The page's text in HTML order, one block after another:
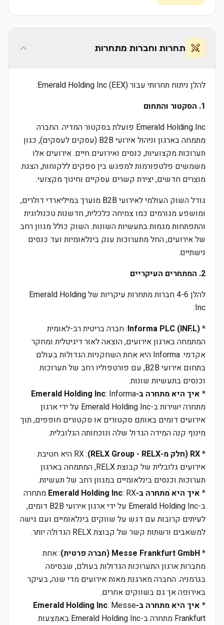
תחרות וחברות מתחרות
להלן ניתוח תחרותי עבור Emerald Holding Inc (EEX):
1. הסקטור והתחום
Emerald Holding Inc פועלת בסקטור המדיה. החברה
מתמחה בארגון וניהול אירועי B2B (עסקים לעסקים), כגון
תערוכות מקצועיות, כנסים ואירועים חיים. אירועים אלו
משמשים פלטפורמות למפגש בין ספקים ללקוחות, הצגת
מוצרים חדשים, יצירת קשרים עסקיים וחינוך מקצועי.
גודל השוק העולמי לאירועי B2B מוערך במיליארדי דולרים,
ומושפע מגורמים כמו צמיחה כלכלית, חדשנות טכנולוגית
והתפתחות מגמות בתעשיות השונות. השוק כולל מגוון רחב
של אירועים, החל מתערוכות ענק בינלאומיות ועד כנסים
נישתיים.
2. המתחרים העיקריים
להלן 4-6 חברות מתחרות עיקריות של Emerald Holding
Inc:
*
Informa PLC (INF.L): חברה בריטית רב-לאומית
המתמחה בארגון אירועים, הוצאה לאור דיגיטלית ומחקר
אקדמי. Informa היא אחת השחקניות הגדולות בעולם
בתחום אירועי B2B, עם פורטפוליו רחב של תערוכות
וכנסים בתעשיות שונות.
* איך היא מתחרה ב-Emerald Holding Inc: Informa
מתחרה ישירות ב-Emerald Holding Inc על ידי ארגון
אירועים דומים באותם סקטורים או סקטורים חופפים, תוך
מינוף קנה המידה הגדול שלה ונוכחותה הגלובלית.
*RX (חלק מ-RELX Group - RELX)
: RX היא חטיבת
אירועים גלובלית של קבוצת RELX, המתמחה בארגון
תערוכות וכנסים בינלאומיים במגוון רחב של תעשיות.
* איך היא מתחרה ב-Emerald Holding Inc
: RX מתחרה
ב-Emerald Holding Inc על ידי ארגון אירועי B2B דומים,
לעיתים קרובות עם דגש על שווקים בינלאומיים ועם גישה
למשאבים ורשתות קשר של קבוצת RELX הגדולה יותר.
*Messe Frankfurt GmbH (חברה פרטית)
: אחת
מחברות ארגון התערוכות הגדולות בעולם, שבסיסה
בגרמניה. החברה מארגנת מאות אירועים מדי שנה, בעיקר
באירופה אך גם בשווקים אחרים.
* איך היא מתחרה ב-Emerald Holding Inc: Messe
Frankfurt מתחרה ב-Emerald Holding Inc באמצעות